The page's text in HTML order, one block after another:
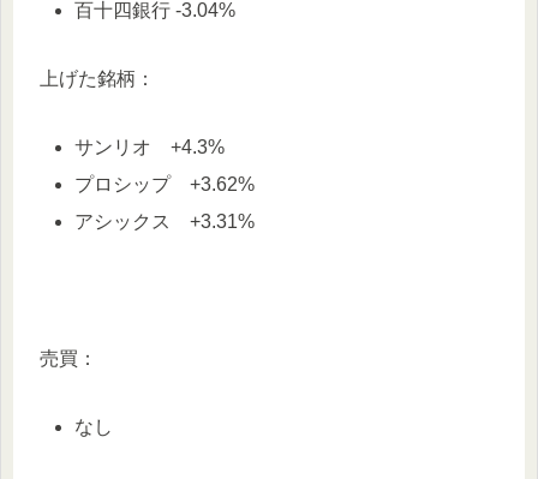
百十四銀行 -3.04%
上げた銘柄：
サンリオ +4.3%
プロシップ +3.62%
アシックス +3.31%
売買：
なし